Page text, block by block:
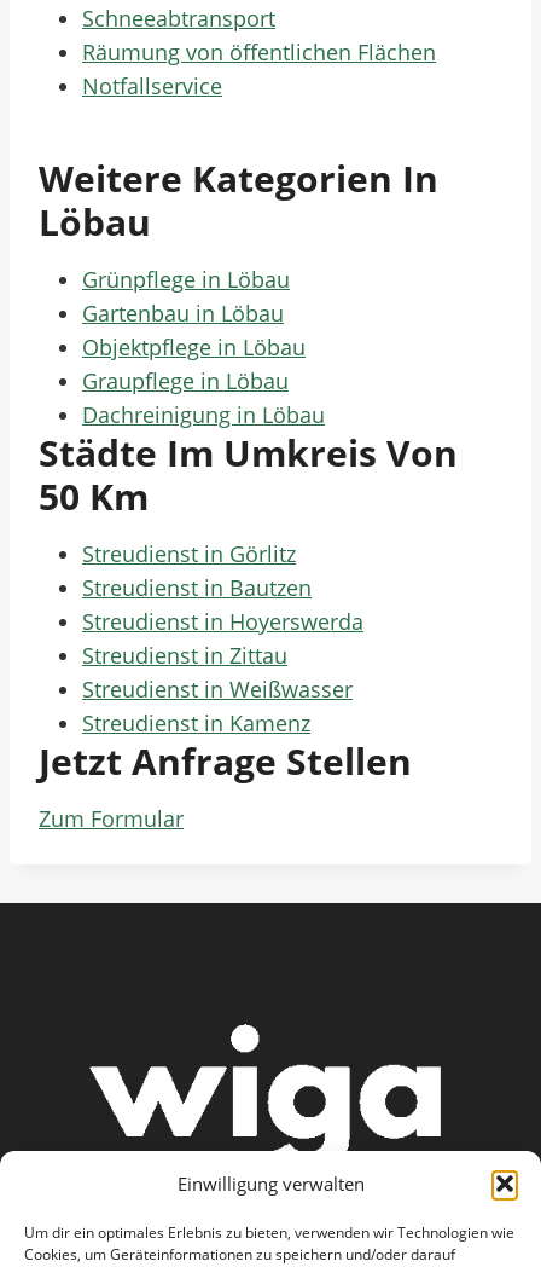
Einwilligung verwalten
Um dir ein optimales Erlebnis zu bieten, verwenden wir Technologien wie
Cookies, um Geräteinformationen zu speichern und/oder darauf
Schneeabtransport
Räumung von öffentlichen Flächen
Notfallservice
Weitere Kategorien In
Löbau
Grünpflege in Löbau
Gartenbau in Löbau
Objektpflege in Löbau
Graupflege in Löbau
Dachreinigung in Löbau
Städte Im Umkreis Von
50 Km
Streudienst in Görlitz
Streudienst in Bautzen
Streudienst in Hoyerswerda
Streudienst in Zittau
Streudienst in Weißwasser
Streudienst in Kamenz
Jetzt Anfrage Stellen
Zum Formular